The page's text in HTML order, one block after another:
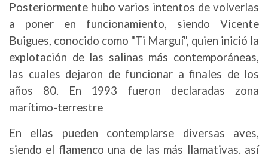
Posteriormente hubo varios intentos de volverlas
a poner en funcionamiento, siendo Vicente
Buigues, conocido como "Ti Marguí", quien inició la
explotación de las salinas más contemporáneas,
las cuales dejaron de funcionar a finales de los
años 80. En 1993 fueron declaradas zona
marítimo-terrestre
En ellas pueden contemplarse diversas aves,
siendo el flamenco una de las más llamativas. así